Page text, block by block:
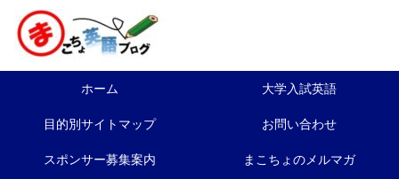
ホーム 大学入試英語
目的別サイトマップ お問い合わせ
スポンサー募集案内 まこちょのメルマガ